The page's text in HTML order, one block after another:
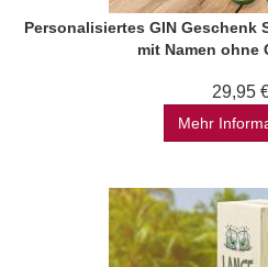
Personalisiertes GIN Geschenk
mit Namen ohne
29,95
Mehr